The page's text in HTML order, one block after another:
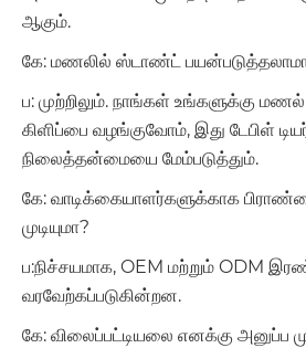
ஆகும்.
கே: மணலில் ஸ்டாண்ட்
ப: முற்றிலும். நாங்கள் உங்களுக்கு
கிளிப்பை வழங்குவோம், இது டேபிள்
நிலைத்தன்மையை மேம்படுத்தும்.
கே: வாடிக்கையாளர்களுக்காக
முடியுமா?
ப:நிச்சயமாக, OEM மற்றும் ODM
வரவேற்கப்படுகின்றன.
கே: விலைப்பட்டியலை எனக்கு அனுப்ப